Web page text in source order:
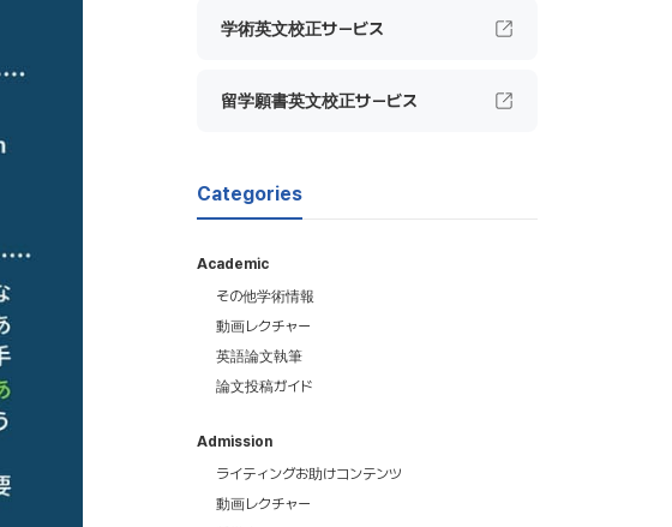
学術英文校正サービス
留学願書英文校正サービス
Categories
Academic
その他学術情報
動画レクチャー
英語論文執筆
論文投稿ガイド
Admission
ライティングお助けコンテンツ
動画レクチャー